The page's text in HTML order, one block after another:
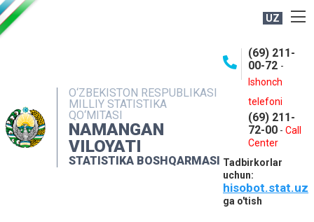
UZ
O‘ZBEKISTON RESPUBLIKASI
MILLIY STATISTIKA
QO‘MITASI
NAMANGAN
VILOYATI
STATISTIKA BOSHQARMASI
(69) 211-
00-72 -
Ishonch
telefoni
(69) 211-
72-00 - Call
Center
Tadbirkorlar
uchun:
hisobot.stat.uz
ga o'tish
NASHRLAR
INTERAKTIV XIZMATLAR
MATBUOT XIZMATI
MUROJAATLAR